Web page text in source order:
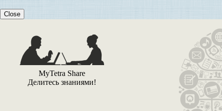
Close
MyTetra Share
Делитесь знаниями!